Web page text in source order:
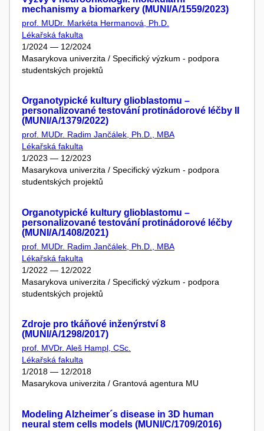
mechanismy a biomarkery (MUNI/A/1559/2023)
prof. MUDr. Markéta Hermanová, Ph.D.
Lékařská fakulta
1/2024 — 12/2024
Masarykova univerzita / Specifický výzkum - podpora
studentských projektů
Organotypické kultury glioblastomu –
personalizované testování protinádorové léčby II
(MUNI/A/1379/2022)
prof. MUDr. Radim Jančálek, Ph.D., MBA
Lékařská fakulta
1/2023 — 12/2023
Masarykova univerzita / Specifický výzkum - podpora
studentských projektů
Organotypické kultury glioblastomu –
personalizované testování protinádorové léčby
(MUNI/A/1408/2021)
prof. MUDr. Radim Jančálek, Ph.D., MBA
Lékařská fakulta
1/2022 — 12/2022
Masarykova univerzita / Specifický výzkum - podpora
studentských projektů
Zdroje pro tkáňové inženýrství 8
(MUNI/A/1298/2017)
prof. MVDr. Aleš Hampl, CSc.
Lékařská fakulta
1/2018 — 12/2018
Masarykova univerzita / Grantová agentura MU
Modeling Alzheimer´s disease in 3D human
neural stem cells models (MUNI/C/1709/2016)